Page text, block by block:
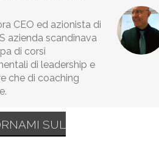
CEO ed azionista di
azienda scandinava
di corsi
di leadership e
che di coaching
SUL